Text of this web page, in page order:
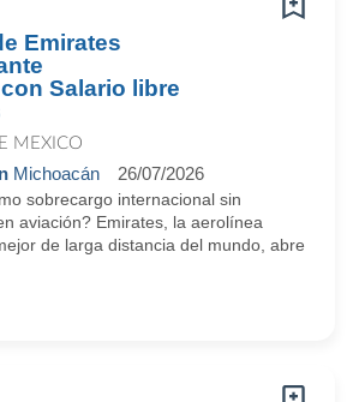
Emirates
Salario libre
MEXICO
Michoacán 26/07/2026
sobrecargo internacional sin
aviación? Emirates, la aerolínea
de larga distancia del mundo, abre